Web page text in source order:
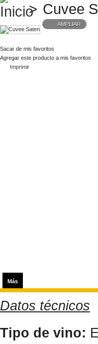
> Cuvee
AMPLIAR
Sacar de mis favoritos
Agregar este producto a mis favoritos
Imprimir
Más
Datos técnicos
Tipo de vino: